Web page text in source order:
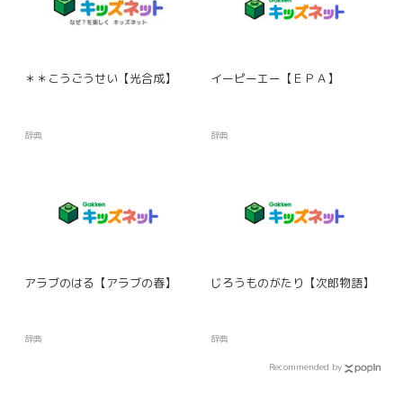
＊＊こうごうせい【光合成】
辞典
イーピーエー【ＥＰＡ】
辞典
アラブのはる【アラブの春】
辞典
じろうものがたり【次郎物語】
辞典
Recommended by